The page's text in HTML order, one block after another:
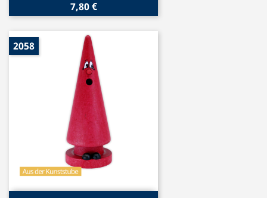
7,80 €
2058